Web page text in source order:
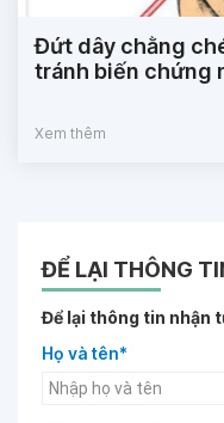
Đứt dây chằng
tránh biến chứng
Xem thêm
ĐỂ LẠI THÔNG
Để lại thông tin nhận
Họ và tên*